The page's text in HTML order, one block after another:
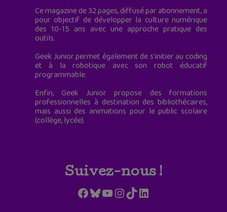
Ce magazine de 32 pages, diffusé par abonnement, a
pour objectif de développer la culture numérique
des 10-15 ans avec une approche pratique des
outils.
Geek Junior permet également de s'initier au coding
et à la robotique avec son robot éducatif
programmable.
Enfin, Geek Junior propose des formations
professionnelles à destination des bibliothécaires,
mais aussi des animations pour le public scolaire
(collège, lycée).
Suivez-nous !
Facebook
Bluesky
YouTube
Instagram
TikTokLinkedIn